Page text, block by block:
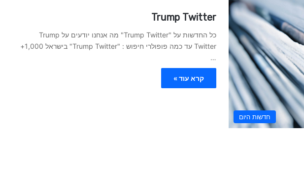
חדשות היום
Trump Twitter
כל החדשות על "Trump Twitter" מה אנחנו יודעים על Trump
Twitter עד כמה פופולרי חיפוש : "Trump Twitter" בישראל 1,000+
…
קרא עוד »